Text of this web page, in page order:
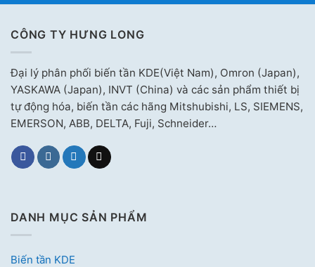
CÔNG TY HƯNG LONG
Đại lý phân phối biến tần KDE(Việt Nam), Omron (Japan),
YASKAWA (Japan), INVT (China) và các sản phẩm thiết bị
tự động hóa, biến tần các hãng Mitshubishi, LS, SIEMENS,
EMERSON, ABB, DELTA, Fuji, Schneider…
DANH MỤC SẢN PHẨM
Biến tần KDE